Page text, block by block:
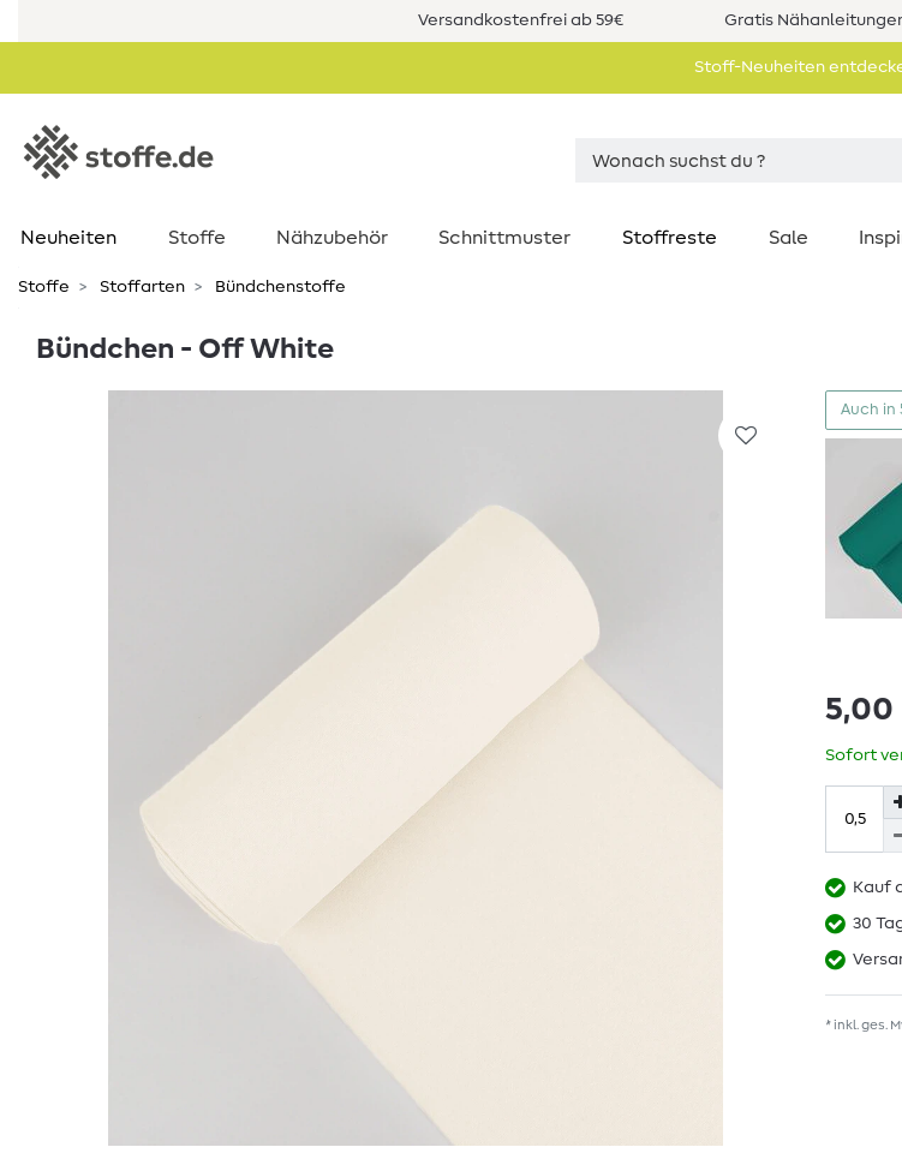
Versandkostenfrei ab 59€ Gratis
Stoff-Neuheiten
Neuheiten Stoffe Nähzubehör Schnittmuster Stoffreste Sale
Stoffe Stoffarten Bündchenstoffe
Bündchen - Off White
Auch in
5,00
Sofort
Kauf
30
* inkl. ges.